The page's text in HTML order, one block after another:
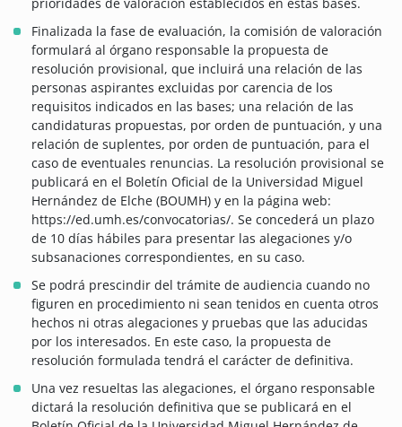
Finalizada la fase de evaluación, la comisión de valoración
formulará al órgano responsable la propuesta de
resolución provisional, que incluirá una relación de las
personas aspirantes excluidas por carencia de los
requisitos indicados en las bases; una relación de las
candidaturas propuestas, por orden de puntuación, y una
relación de suplentes, por orden de puntuación, para el
caso de eventuales renuncias. La resolución provisional se
publicará en el Boletín Oficial de la Universidad Miguel
Hernández de Elche (BOUMH) y en la página web:
https://ed.umh.es/convocatorias/. Se concederá un plazo
de 10 días hábiles para presentar las alegaciones y/o
subsanaciones correspondientes, en su caso.
Se podrá prescindir del trámite de audiencia cuando no
figuren en procedimiento ni sean tenidos en cuenta otros
hechos ni otras alegaciones y pruebas que las aducidas
por los interesados. En este caso, la propuesta de
resolución formulada tendrá el carácter de definitiva.
Una vez resueltas las alegaciones, el órgano responsable
dictará la resolución definitiva que se publicará en el